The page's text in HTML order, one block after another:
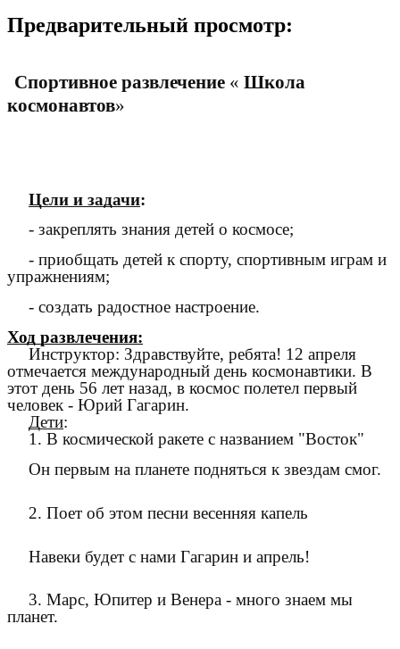
Предварительный просмотр:
Спортивное развлечение « Школа
космонавтов»
Цели и задачи:
- закреплять знания детей о космосе;
- приобщать детей к спорту, спортивным играм и
упражнениям;
- создать радостное настроение.
Ход развлечения:
Инструктор: Здравствуйте, ребята! 12 апреля
отмечается международный день космонавтики. В
этот день 56 лет назад, в космос полетел первый
человек - Юрий Гагарин.
Дети:
1. В космической ракете с названием "Восток"
Он первым на планете подняться к звездам смог.
2. Поет об этом песни весенняя капель
Навеки будет с нами Гагарин и апрель!
3. Марс, Юпитер и Венера - много знаем мы
планет.